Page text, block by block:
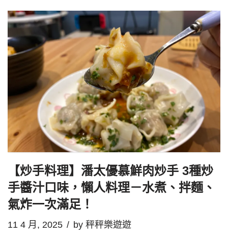
【炒手料理】潘太優慕鮮肉炒手 3種炒
手醬汁口味，懶人料理－水煮、拌麵、
氣炸一次滿足！
11 4 月, 2025 by 秤秤樂遊遊